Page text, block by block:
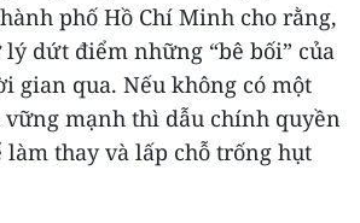
phố Hồ Chí Minh cho rằng,
dứt điểm những “bê bối” của
gian qua. Nếu không có một
mạnh thì dẫu chính quyền
thay và lấp chỗ trống hụt